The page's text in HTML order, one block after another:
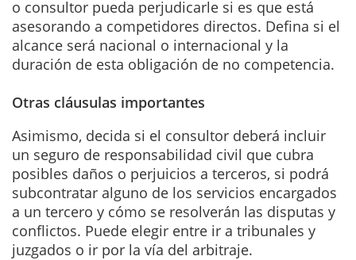
o consultor pueda perjudicarle si es que está
asesorando a competidores directos. Defina si el
alcance será nacional o internacional y la
duración de esta obligación de no competencia.
Otras cláusulas importantes
Asimismo, decida si el consultor deberá incluir
un seguro de responsabilidad civil que cubra
posibles daños o perjuicios a terceros, si podrá
subcontratar alguno de los servicios encargados
a un tercero y cómo se resolverán las disputas y
conflictos. Puede elegir entre ir a tribunales y
juzgados o ir por la vía del arbitraje.